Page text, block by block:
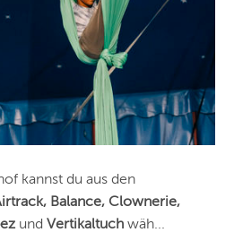
kannst du aus den
Balance, Clownerie,
und Vertikaltuch wäh...